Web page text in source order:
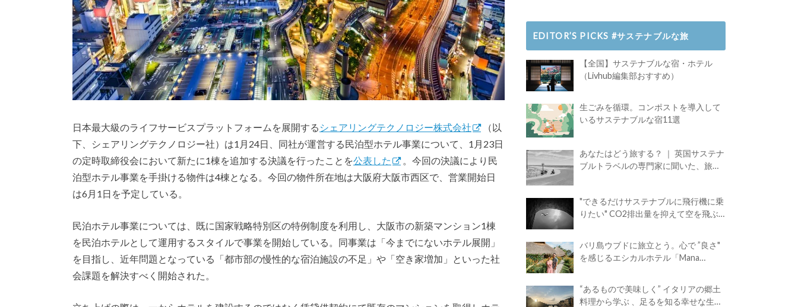
日本最大級のライフサービスプラットフォームを展開する シェアリングテクノロジー株式会社
（以
下、シェアリングテクノロジー社）は1月24日、同社が運営する民泊型ホテル事業について、1月23日
の定時取締役会において新たに1棟を追加する決議を行ったことを公表した
。今回の決議により民
泊型ホテル事業を手掛ける物件は4棟となる。今回の物件所在地は大阪府大阪市西区で、営業開始日
は6月1日を予定している。
民泊ホテル事業については、既に国家戦略特別区の特例制度を利用し、大阪市の新築マンション1棟
を民泊ホテルとして運用するスタイルで事業を開始している。同事業は「今までにないホテル展開」
を目指し、近年問題となっている「都市部の慢性的な宿泊施設の不足」や「空き家増加」といった社
会課題を解決すべく開始された。
EDITOR’S PICKS #サステナブルな旅
【全国】サステナブルな宿・ホテル
（Livhub編集部おすすめ）
生ごみを循環。コンポストを導入して
いるサステナブルな宿11選
あなたはどう旅する？ ｜ 英国サステナ
ブルトラベルの専門家に聞いた、旅の
"できるだけサステナブルに飛行機に乗
りたい" CO2排出量を抑えて空を飛ぶ
バリ島ウブドに旅立とう。心で ”良さ"
を感じるエシカルホテル「Mana
“あるもので美味しく” イタリアの郷土
料理から学ぶ 、足るを知る幸せな生き